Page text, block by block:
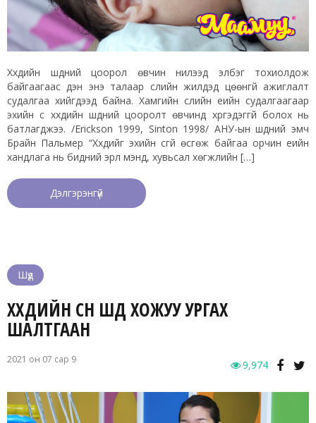
Хүүхдийн шүдний цоорол өвчин нилээд элбэг тохиолдож
байгаагаас үүдэн энэ талаар сүүлийн жилүүдэд цөөнгүй ажиглалт
судалгаа хийгдээд байна. Хамгийн сүүлийн үеийн судалгаагаар
эхийн сүү хүүхдийн шүдний цооролт өвчинд хүргэдэггүй болох нь
батлагджээ. /Erickson 1999, Sinton 1998/ АНУ-ын шүдний эмч
Брайн Пальмер “Хүүхдийг эхийн сүүгүй өсгөж байгаа орчин үеийн
хандлага нь бидний эрүүл мэнд, хувьсал хөгжлийн […]
Дэлгэрэнгүй
Шүд
ХҮҮХДИЙН СҮҮН ШҮД ХОЖУУ УРГАХ
ШАЛТГААН
2021 он 07 сар 9 9,974